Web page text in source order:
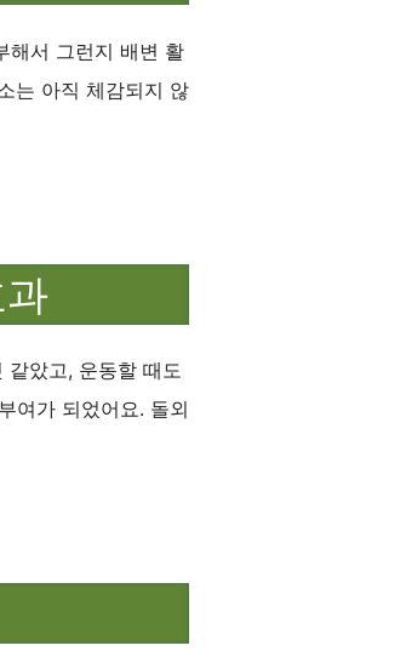
해서 그런지 배변 활
는 아직 체감되지 않
같았고, 운동할 때도
여가 되었어요. 돌외